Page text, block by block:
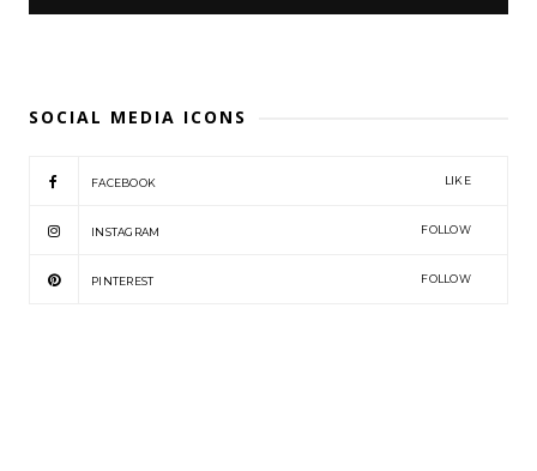
SOCIAL MEDIA ICONS
FACEBOOK LIKE
INSTAGRAM FOLLOW
PINTEREST FOLLOW